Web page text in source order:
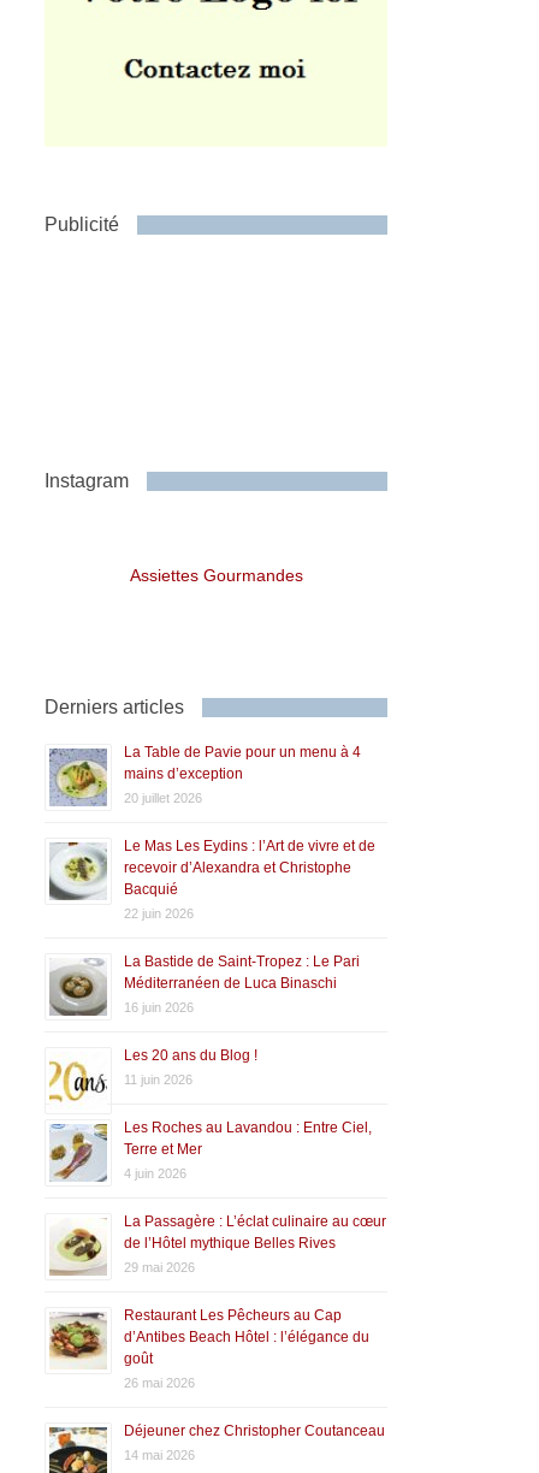
Publicité
Instagram
Assiettes Gourmandes
Derniers articles
La Table de Pavie pour un menu à 4
mains d’exception
20 juillet 2026
Le Mas Les Eydins : l’Art de vivre et de
recevoir d’Alexandra et Christophe
Bacquié
22 juin 2026
La Bastide de Saint-Tropez : Le Pari
Méditerranéen de Luca Binaschi
16 juin 2026
Les 20 ans du Blog !
11 juin 2026
Les Roches au Lavandou : Entre Ciel,
Terre et Mer
4 juin 2026
La Passagère : L’éclat culinaire au cœur
de l’Hôtel mythique Belles Rives
29 mai 2026
Restaurant Les Pêcheurs au Cap
d’Antibes Beach Hôtel : l’élégance du
goût
26 mai 2026
Déjeuner chez Christopher Coutanceau
14 mai 2026